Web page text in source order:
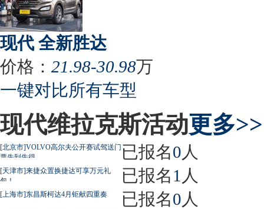
现代 全新胜达
价格： 21.98-30.98万
一键对比所有车型
现代维拉克斯活动更多>>
[北京市]VOLVO高尔夫公开赛试驾送门
票先到先得
已报名0 人
[天津市]来捷众置换捷达可享万元礼
包！
已报名1 人
[上海市]东昌斯柯达4月钜献四重奏 已报名0 人